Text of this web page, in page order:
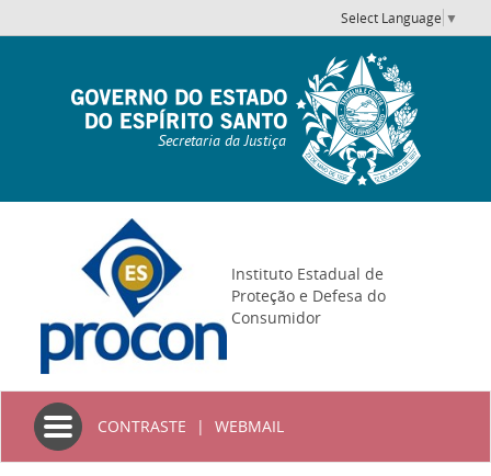
Select Language ▼
Secretaria da Justiça
Instituto Estadual de
Proteção e Defesa do
Consumidor
Toggle
navigation
CONTRASTE | WEBMAIL